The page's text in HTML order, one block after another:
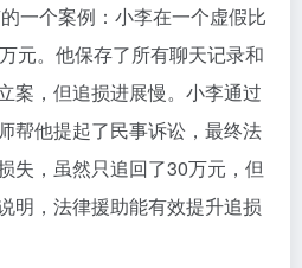
一个案例：小李在一个虚假比
元。他保存了所有聊天记录和
案，但追损进展慢。小李通过
帮他提起了民事诉讼，最终法
失，虽然只追回了30万元，但
明，法律援助能有效提升追损